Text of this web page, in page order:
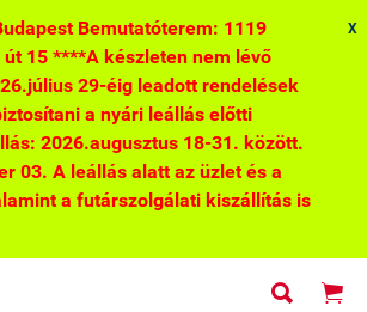
Bemutatóterem: 1119
út 15 ****A készleten nem lévő
29-éig leadott rendelések
a nyári leállás előtti
2026.augusztus 18-31. között.
03. A leállás alatt az üzlet és a
a futárszolgálati kiszállítás is
X
 